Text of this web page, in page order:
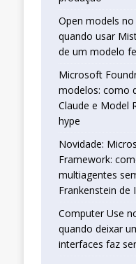
Open models
quando usar
de um modelo
Microsoft
modelos: como
Claude e Model
hype
Novidade:
Framework:
multiagentes
Frankenstein de
Computer Use
quando deixar
interfaces faz